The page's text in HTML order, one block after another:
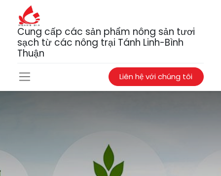
Cung cấp các sản phẩm nông sản tươi
sạch từ các nông trại Tánh Linh-Bình
Thuận
Liên hệ với chúng tôi